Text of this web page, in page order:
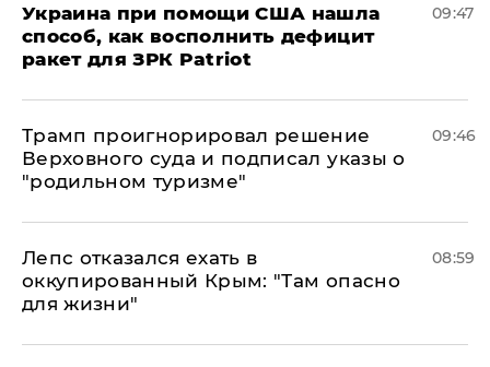
Украина при помощи США нашла
способ, как восполнить дефицит
ракет для ЗРК Patriot
09:47
Трамп проигнорировал решение
Верховного суда и подписал указы о
"родильном туризме"
09:46
Лепс отказался ехать в
оккупированный Крым: "Там опасно
для жизни"
08:59